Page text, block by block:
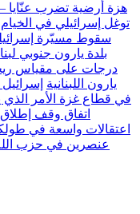
هزة أرضية تضرب عنّايا – جبيل بقوّة 2.8
توغل إسرائيلي في
سقوط مسيّرة
بلدة يارون جنوبي
درجات على مقياس
يارون اللبنانية
في قطاع غزة الأمر الذي
اتفاق وقف إطلاق
اعتقالات واسعة في
عنصرين في حزب